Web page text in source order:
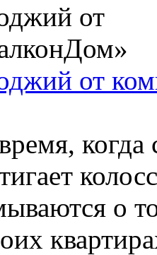
от
когда
о